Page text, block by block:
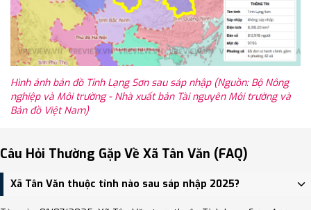
Hình ảnh bản đồ Tỉnh Lạng Sơn sau sáp nhập (Nguồn: Bộ Nông
nghiệp và Môi trường - Nhà xuất bản Tài nguyên Môi trường và
Bản đồ Việt Nam)
Câu Hỏi Thường Gặp Về Xã Tân Văn (FAQ)
Xã Tân Văn thuộc tỉnh nào sau sáp nhập 2025?